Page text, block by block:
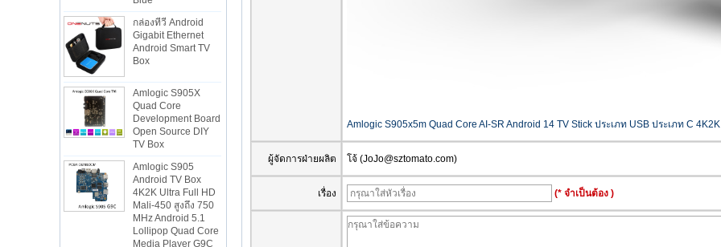
กล่องทีวี Android
Gigabit Ethernet
Android Smart TV
Box
Amlogic S905X
Quad Core
Development Board
Open Source DIY
TV Box
Amlogic S905
Android TV Box
4K2K Ultra Full HD
Mali-450 สูงถึง 750
MHz Android 5.1
Lollipop Quad Core
Media Player G9C
Amlogic S905x5m Quad Core AI-SR Android 14 TV Stick ประเภท USB ประเภท C
ผู้จัดการฝ่ายผลิต โจ้ (JoJo@sztomato.com)
เรื่อง (* จำเป็นต้อง )